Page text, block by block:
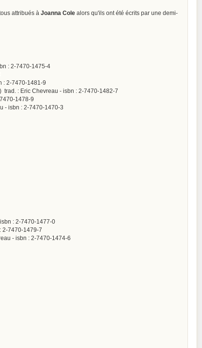
attribués à Joanna Cole alors qu'ils ont été écrits par une demi-
: 2-7470-1475-4
: 2-7470-1481-9
trad. : Eric Chevreau - isbn : 2-7470-1482-7
1478-9
- isbn : 2-7470-1470-3
: 2-7470-1477-0
2-7470-1479-7
- isbn : 2-7470-1474-6